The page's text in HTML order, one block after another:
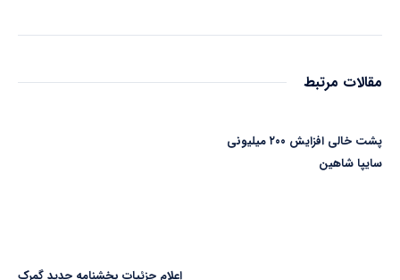
مقالات مرتبط
پشت خالی افزایش ۲۰۰ میلیونی
سایپا شاهین
اعلام جزئیات بخشنامه جدید گمرک